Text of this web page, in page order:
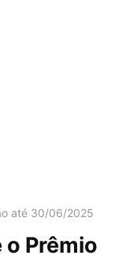
até 30/06/2025
Prêmio